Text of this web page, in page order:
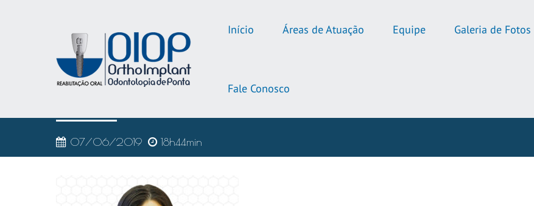
Início Áreas de Atuação Equipe Galeria de Fotos
Fale Conosco
07/06/2019 18h44min